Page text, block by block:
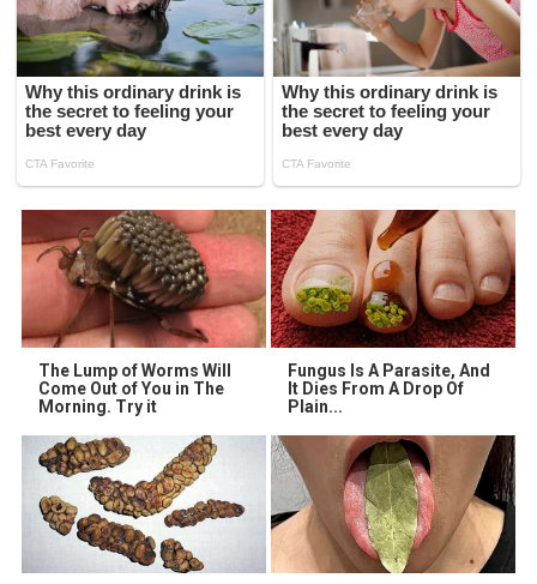
The Lump of Worms Will
Come Out of You in The
Morning. Try it
Fungus Is A Parasite, And
It Dies From A Drop Of
Plain...